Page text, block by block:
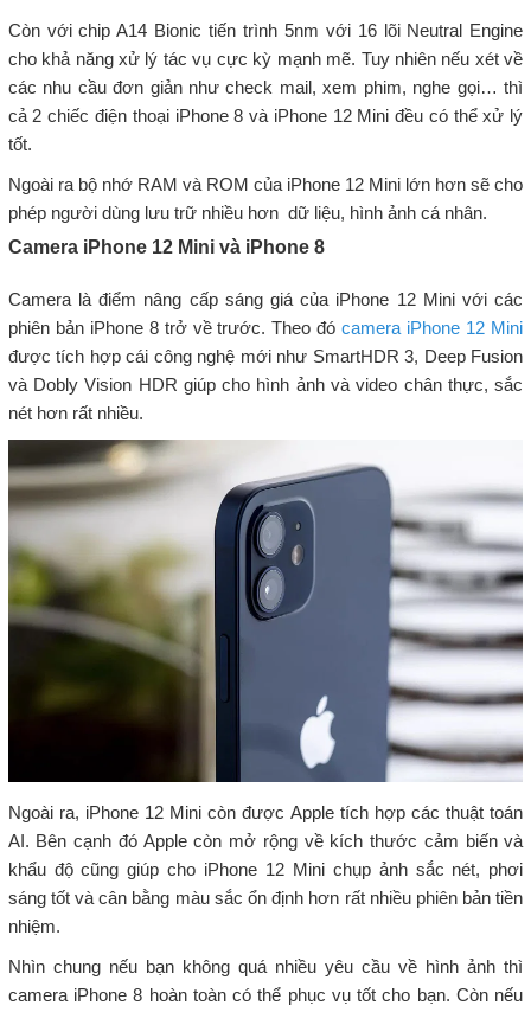
Còn với chip A14 Bionic tiến trình 5nm với 16 lõi Neutral Engine
cho khả năng xử lý tác vụ cực kỳ mạnh mẽ. Tuy nhiên nếu xét về
các nhu cầu đơn giản như check mail, xem phim, nghe gọi… thì
cả 2 chiếc điện thoại iPhone 8 và iPhone 12 Mini đều có thể xử lý
tốt.
Ngoài ra bộ nhớ RAM và ROM của iPhone 12 Mini lớn hơn sẽ cho
phép người dùng lưu trữ nhiều hơn dữ liệu, hình ảnh cá nhân.
Camera iPhone 12 Mini và iPhone 8
Camera là điểm nâng cấp sáng giá của iPhone 12 Mini với các
phiên bản iPhone 8 trở về trước. Theo đócamera iPhone 12 Mini
được tích hợp cái công nghệ mới như SmartHDR 3, Deep Fusion
và Dobly Vision HDR giúp cho hình ảnh và video chân thực, sắc
nét hơn rất nhiều.
Ngoài ra, iPhone 12 Mini còn được Apple tích hợp các thuật toán
AI. Bên cạnh đó Apple còn mở rộng về kích thước cảm biến và
khẩu độ cũng giúp cho iPhone 12 Mini chụp ảnh sắc nét, phơi
sáng tốt và cân bằng màu sắc ổn định hơn rất nhiều phiên bản tiền
nhiệm.
Nhìn chung nếu bạn không quá nhiều yêu cầu về hình ảnh thì
camera iPhone 8 hoàn toàn có thể phục vụ tốt cho bạn. Còn nếu